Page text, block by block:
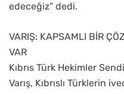
edeceğiz” dedi.
VARIŞ: KAPSAMLI BİR
VAR
Kıbrıs Türk Hekimler
Varış, Kıbrıslı Türklerin